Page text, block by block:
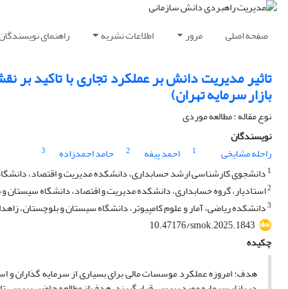
صفحه اصلی مرور اطلاعات نشریه راهنمای
تاثیر مدیریت دانش بر عملکرد تجاری با تاکید
بازار سرمایه تهران)
نوع مقاله : مطالعه موردی
نویسندگان
راحله مشایخی
1 احمد پیفه 2 حامد احمدزاده
3
1 دانشجوی کارشناسی ارشد حسابداری، دانشکده مدیریت و اقتصاد،
2استادیار، گروه حسابداری، دانشکده مدیریت و اقتصاد، دانشگاه سیستان و
3دانشکده ریاضی، آمار و علوم کامپیوتر، دانشگاه سیستان و بلوچستان،
10.47176/smok.2025.1843
چکیده
هدف: امروزه عملکرد موسسات مالی برای بسیاری از سرمایه گذاران و